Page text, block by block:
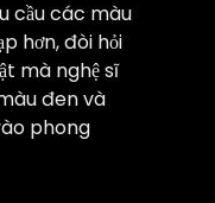
cầu các màu
hơn, đòi hỏi
mà nghệ sĩ
đen và
phong